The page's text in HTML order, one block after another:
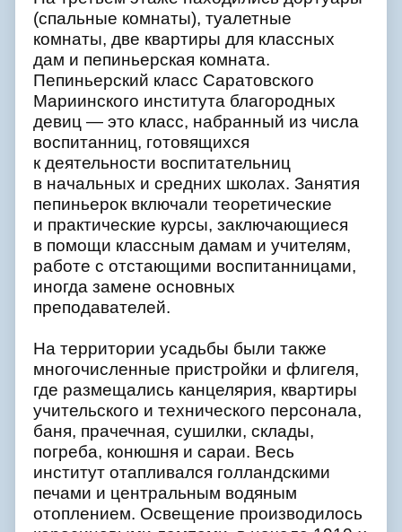
(спальные комнаты), туалетные
комнаты, две квартиры для классных
дам и пепиньерская комната.
Пепиньерский класс Саратовского
Мариинского института благородных
девиц — это класс, набранный из числа
воспитанниц, готовящихся
к деятельности воспитательниц
в начальных и средних школах. Занятия
пепиньерок включали теоретические
и практические курсы, заключающиеся
в помощи классным дамам и учителям,
работе с отстающими воспитанницами,
иногда замене основных
преподавателей.
На территории усадьбы были также
многочисленные пристройки и флигеля,
где размещались канцелярия, квартиры
учительского и технического персонала,
баня, прачечная, сушилки, склады,
погреба, конюшня и сараи. Весь
институт отапливался голландскими
печами и центральным водяным
отоплением. Освещение производилось